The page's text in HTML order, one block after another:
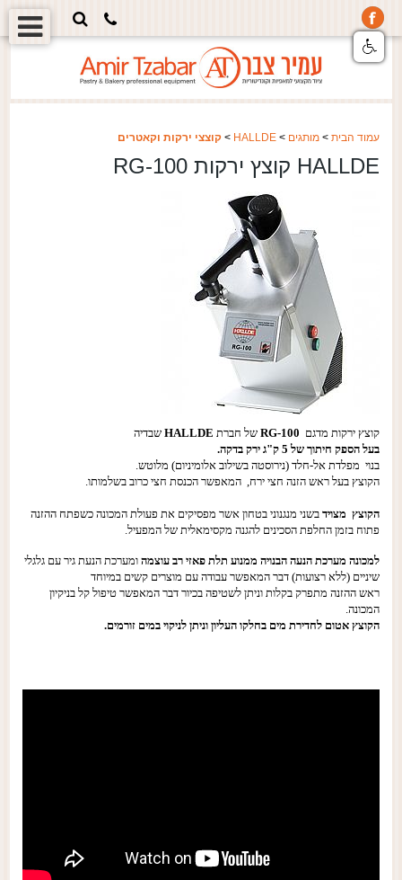
עמוד הבית> מותגים >
HALLDE
> קוצצי ירקות וקאטרים
HALLDE קוצץ ירקות RG-100
קוצץ ירקות מדגם RG-100 של חברת HALLDE שבדיה
בעל הספק חיתוך של 5 ק"ג ירק בדקה.
בנוי מפלדת אל-חלד (נירוסטה בשילוב אלומיניום) מלוטש.
הקוצץ בעל ראש הזנה חצי ירח, המאפשר הכנסת חצי כרוב בשלמותו.
הקוצץ מצוידבשני מנגנוני בטחון אשר מפסיקים את פעולת המכונה כשפתח ההזנה
פתוח בזמן החלפת הסכינים להגנה מקסימאלית של המפעיל.
למכונה מערכת הנעה הבנויה ממנוע תלת פאזי רב עוצמהומערכת הנעת גיר עם גלגלי
שיניים (ללא רצועות) דבר המאפשר עבודה עם מוצרים קשים במיוחד
ראש ההזנה מתפרק בקלות וניתן לשטיפה בכיור דבר המאפשר טיפול קל בניקיון
המכונה.
הקוצץ אטום לחדירת מים בחלקו העליון וניתן לניקוי במים זורמים.